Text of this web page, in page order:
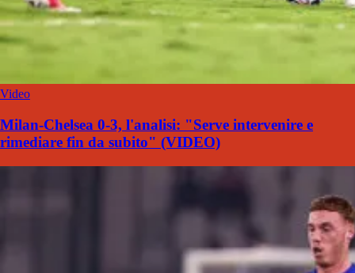
Video
Milan-Chelsea 0-3, l'analisi: "Serve intervenire e
rimediare fin da subito" (VIDEO)